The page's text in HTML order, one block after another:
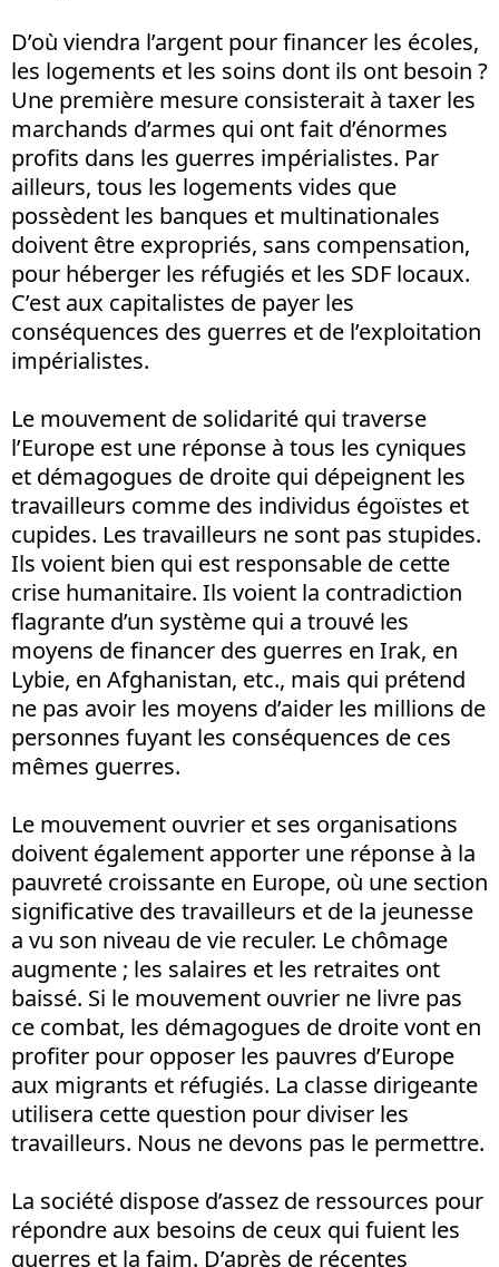
D’où viendra l’argent pour financer les écoles,
les logements et les soins dont ils ont besoin ?
Une première mesure consisterait à taxer les
marchands d’armes qui ont fait d’énormes
profits dans les guerres impérialistes. Par
ailleurs, tous les logements vides que
possèdent les banques et multinationales
doivent être expropriés, sans compensation,
pour héberger les réfugiés et les SDF locaux.
C’est aux capitalistes de payer les
conséquences des guerres et de l’exploitation
impérialistes.
Le mouvement de solidarité qui traverse
l’Europe est une réponse à tous les cyniques
et démagogues de droite qui dépeignent les
travailleurs comme des individus égoïstes et
cupides. Les travailleurs ne sont pas stupides.
Ils voient bien qui est responsable de cette
crise humanitaire. Ils voient la contradiction
flagrante d’un système qui a trouvé les
moyens de financer des guerres en Irak, en
Lybie, en Afghanistan, etc., mais qui prétend
ne pas avoir les moyens d’aider les millions de
personnes fuyant les conséquences de ces
mêmes guerres.
Le mouvement ouvrier et ses organisations
doivent également apporter une réponse à la
pauvreté croissante en Europe, où une section
significative des travailleurs et de la jeunesse
a vu son niveau de vie reculer. Le chômage
augmente ; les salaires et les retraites ont
baissé. Si le mouvement ouvrier ne livre pas
ce combat, les démagogues de droite vont en
profiter pour opposer les pauvres d’Europe
aux migrants et réfugiés. La classe dirigeante
utilisera cette question pour diviser les
travailleurs. Nous ne devons pas le permettre.
La société dispose d’assez de ressources pour
répondre aux besoins de ceux qui fuient les
guerres et la faim. D’après de récentes